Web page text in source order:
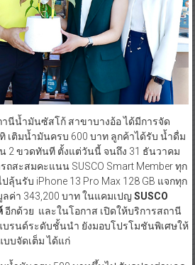
นีน้ำมันซัสโก้ สาขาบางอ้อ ได้มีการจัด
เติมน้ำมันครบ 600 บาท ลูกค้าได้รับ น้ำดื่ม
2 ขวดทันที ตั้งแต่วันนี้ จนถึง 31 ธันวาคม
ถสะสมคะแนน SUSCO Smart Member ทุก
ลุ้นรับ iPhone 13 Pro Max 128 GB แจกทุก
ค่า 343,200 บาท ในแคมเปญ SUSCO
อีกด้วย และในโอกาส เปิดให้บริการสถานี
รนด์ระดับชั้นนำ ยังมอบโปรโมชันพิเศษให้
บจัดเต็ม ได้แก่